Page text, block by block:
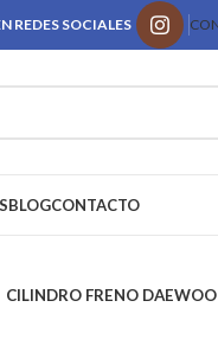
REDES SOCIALES
BLOGCONTACTO
CILINDRO FRENO